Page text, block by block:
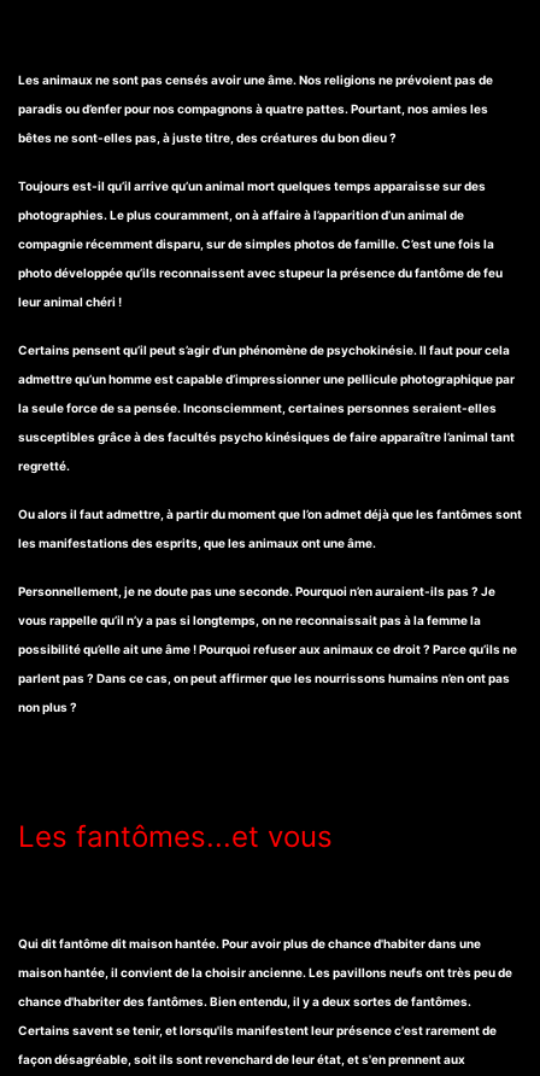
Les animaux ne sont pas censés avoir une âme. Nos religions ne prévoient pas de
paradis ou d’enfer pour nos compagnons à quatre pattes. Pourtant, nos amies les
bêtes ne sont-elles pas, à juste titre, des créatures du bon dieu ?
Toujours est-il qu’il arrive qu’un animal mort quelques temps apparaisse sur des
photographies. Le plus couramment, on à affaire à l’apparition d’un animal de
compagnie récemment disparu, sur de simples photos de famille. C’est une fois la
photo développée qu’ils reconnaissent avec stupeur la présence du fantôme de feu
leur animal chéri !
Certains pensent qu’il peut s’agir d’un phénomène de psychokinésie. Il faut pour cela
admettre qu’un homme est capable d’impressionner une pellicule photographique par
la seule force de sa pensée. Inconsciemment, certaines personnes seraient-elles
susceptibles grâce à des facultés psycho kinésiques de faire apparaître l’animal tant
regretté.
Ou alors il faut admettre, à partir du moment que l’on admet déjà que les fantômes sont
les manifestations des esprits, que les animaux ont une âme.
Personnellement, je ne doute pas une seconde. Pourquoi n’en auraient-ils pas ? Je
vous rappelle qu’il n’y a pas si longtemps, on ne reconnaissait pas à la femme la
possibilité qu’elle ait une âme ! Pourquoi refuser aux animaux ce droit ? Parce qu’ils ne
parlent pas ? Dans ce cas, on peut affirmer que les nourrissons humains n’en ont pas
non plus ?
Les fantômes...et vous
Qui dit fantôme dit maison hantée. Pour avoir plus de chance d'habiter dans une
maison hantée, il convient de la choisir ancienne. Les pavillons neufs ont très peu de
chance d'habriter des fantômes. Bien entendu, il y a deux sortes de fantômes.
Certains savent se tenir, et lorsqu'ils manifestent leur présence c'est rarement de
façon désagréable, soit ils sont revenchard de leur état, et s'en prennent aux